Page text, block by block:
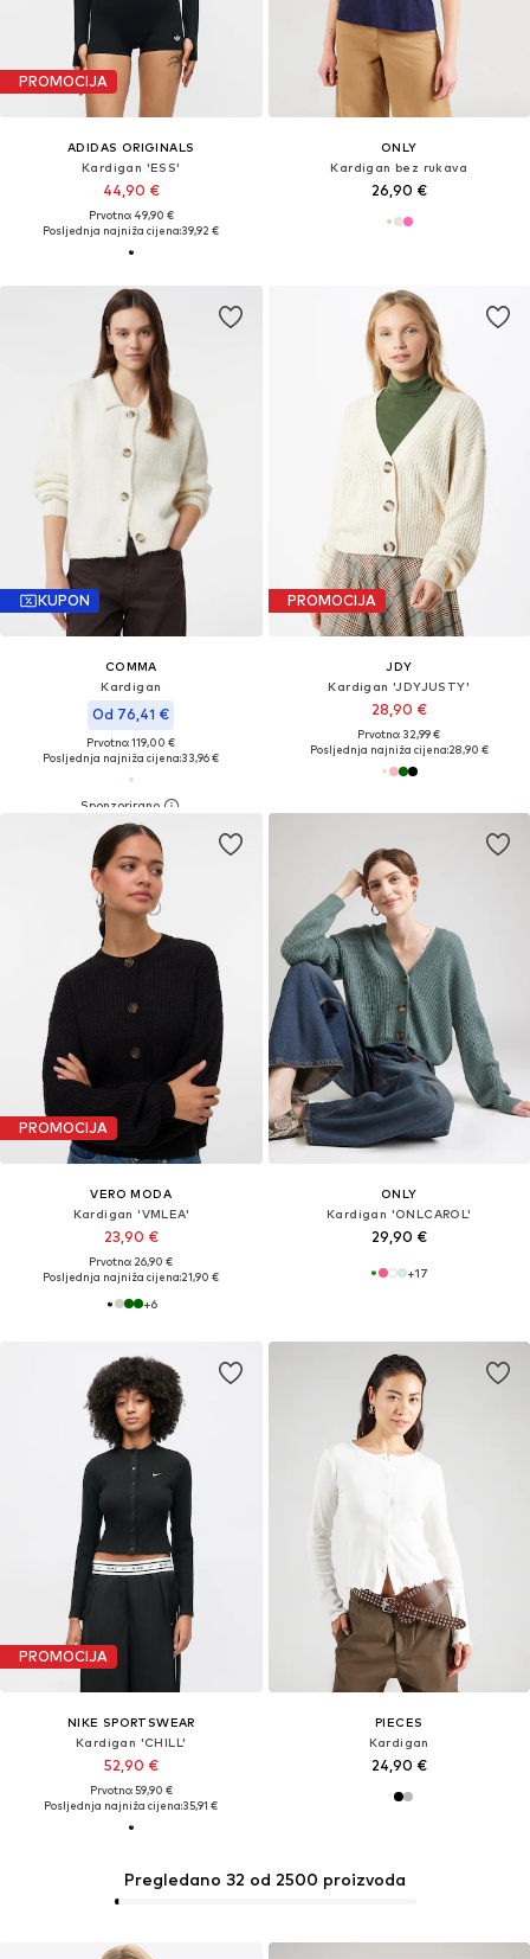
PROMOCIJA
ADIDAS ORIGINALS
Kardigan 'ESS'
44,90 €
Prvotno: 49,90 €
Posljednja najniža cijena:39,92 €
ONLY
Kardigan bez rukava
26,90 €
KUPON
COMMA
Kardigan
Od 76,41 €
Prvotno: 119,00 €
Posljednja najniža cijena:33,96 €
PROMOCIJA
JDY
Kardigan 'JDYJUSTY'
28,90 €
Prvotno: 32,99 €
Posljednja najniža cijena:28,90 €
PROMOCIJA
VERO MODA
Kardigan 'VMLEA'
23,90 €
Prvotno: 26,90 €
Posljednja najniža cijena:21,90 €
+6
ONLY
Kardigan 'ONLCAROL'
29,90 €
+17
PROMOCIJA
NIKE SPORTSWEAR
Kardigan 'CHILL'
52,90 €
Prvotno: 59,90 €
Posljednja najniža cijena:35,91 €
PIECES
Kardigan
24,90 €
Pregledano 32 od 2500 proizvoda